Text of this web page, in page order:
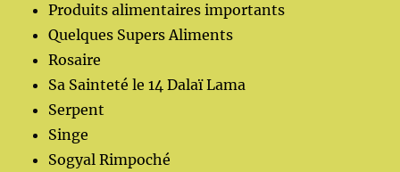
Produits alimentaires importants
Quelques Supers Aliments
Rosaire
Sa Sainteté le 14 Dalaï Lama
Serpent
Singe
Sogyal Rimpoché